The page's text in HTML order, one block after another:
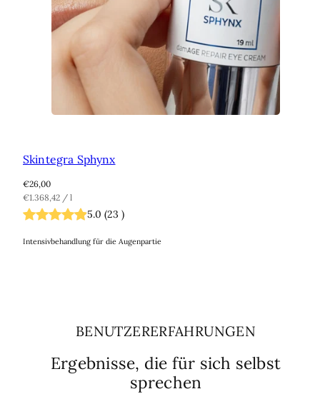
Skintegra Sphynx
Regulärer
Preis
€26,00
Einzelpreis
€1.368,42 / pro
l
5.0 (23 )
Intensivbehandlung für die Augenpartie
BENUTZERERFAHRUNGEN
Ergebnisse, die für sich selbst
sprechen